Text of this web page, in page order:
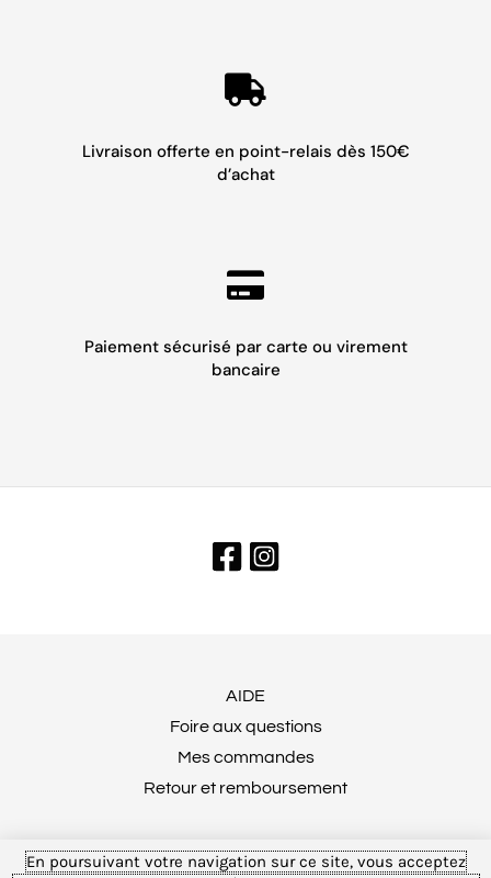
Livraison offerte en point-relais dès 150€
d’achat
Paiement sécurisé par carte ou virement
bancaire
AIDE
Foire aux questions
Mes commandes
Retour et remboursement
MENTIONS LÉGALES
En poursuivant votre navigation sur ce site, vous acceptez